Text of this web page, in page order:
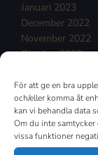
För att ge en bra
och/eller komma åt
kan vi behandla data
Om du inte
vissa funktioner
Januari 2023
December 2022
November 2022
Oktober 2022
Augusti 2022
Juli 2022
Juni 2022
Maj 2022
April 2022